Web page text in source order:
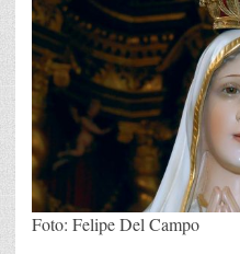
Foto: Felipe Del Campo